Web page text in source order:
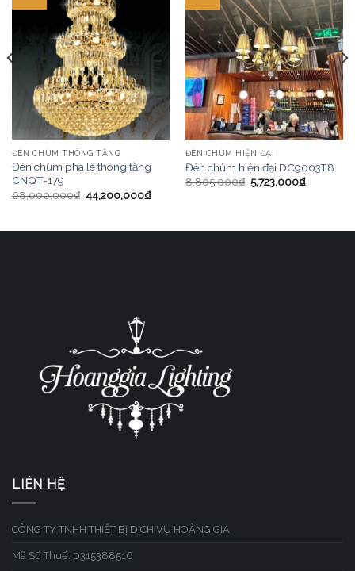
ĐÈN CHÙM THÔNG TẦNG
Đèn chùm pha lê thông tầng
CNQT-179
68,000,000₫ 44,200,000₫
ĐÈN CHÙM HIỆN ĐẠI
Đèn chùm hiện đại DC9003T8
8,805,000₫ 5,723,000₫
LIÊN HỆ
CÔNG TY TNHH THIẾT BỊ DỊCH VỤ HOÀNG GIA
Mã Số Thuế: 0315388516